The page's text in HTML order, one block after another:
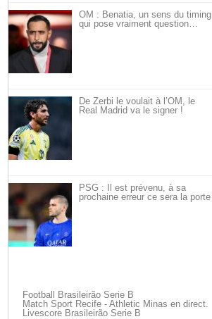
OM : Benatia, un sens du timing
qui pose vraiment question…
De Zerbi le voulait à l’OM, le
Real Madrid va le signer !
PSG : Il est prévenu, à sa
prochaine erreur ce sera la porte
Football Brasileirão Serie B
Match Sport Recife - Athletic Minas en direct.
Livescore Brasileirão Serie B